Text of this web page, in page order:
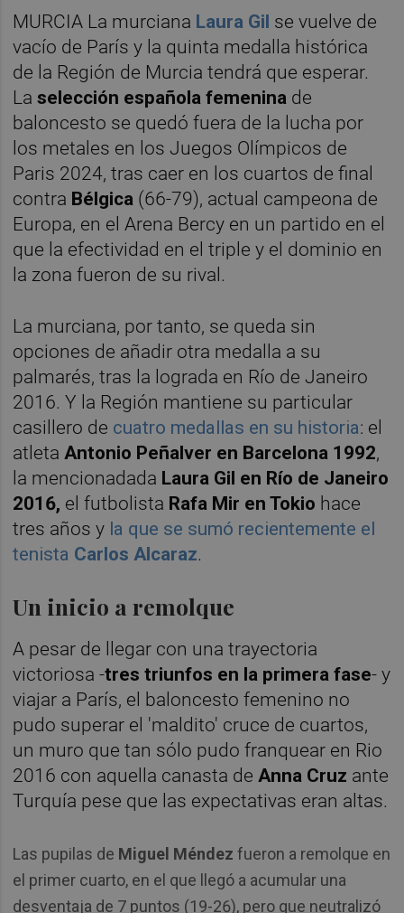
MURCIA La murciana Laura Gil se vuelve de
vacío de París y la quinta medalla histórica
de la Región de Murcia tendrá que esperar.
Laselección española femenina de
baloncesto se quedó fuera de la lucha por
los metales en los Juegos Olímpicos de
Paris 2024, tras caer en los cuartos de final
contra Bélgica (66-79), actual campeona de
Europa, en el Arena Bercy en un partido en el
que la efectividad en el triple y el dominio en
la zona fueron de su rival.
La murciana, por tanto, se queda sin
opciones de añadir otra medalla a su
palmarés, tras la lograda en Río de Janeiro
2016. Y la Región mantiene su particular
casillero de cuatro medallas en su historia: el
atletaAntonio Peñalver en Barcelona 1992,
la mencionadada Laura Gil en Río de Janeiro
2016, el futbolista Rafa Mir en Tokio hace
tres años y la que se sumó recientemente el
tenista Carlos Alcaraz.
Un inicio a remolque
A pesar de llegar con una trayectoria
victoriosa -tres triunfos en la primera fase- y
viajar a París, el baloncesto femenino no
pudo superar el 'maldito' cruce de cuartos,
un muro que tan sólo pudo franquear en Rio
2016 con aquella canasta deAnna Cruz ante
Turquía pese que las expectativas eran altas.
Las pupilas de Miguel Méndez fueron a remolque en
el primer cuarto, en el que llegó a acumular una
desventaja de 7 puntos (19-26), pero que neutralizó